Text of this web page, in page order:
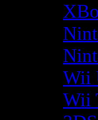
Wii
Wii